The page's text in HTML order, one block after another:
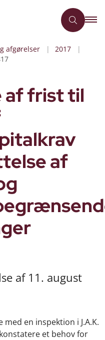
afgørelser
2017
frist til
af
af 11. august
en inspektion i J.A.K.
et behov for